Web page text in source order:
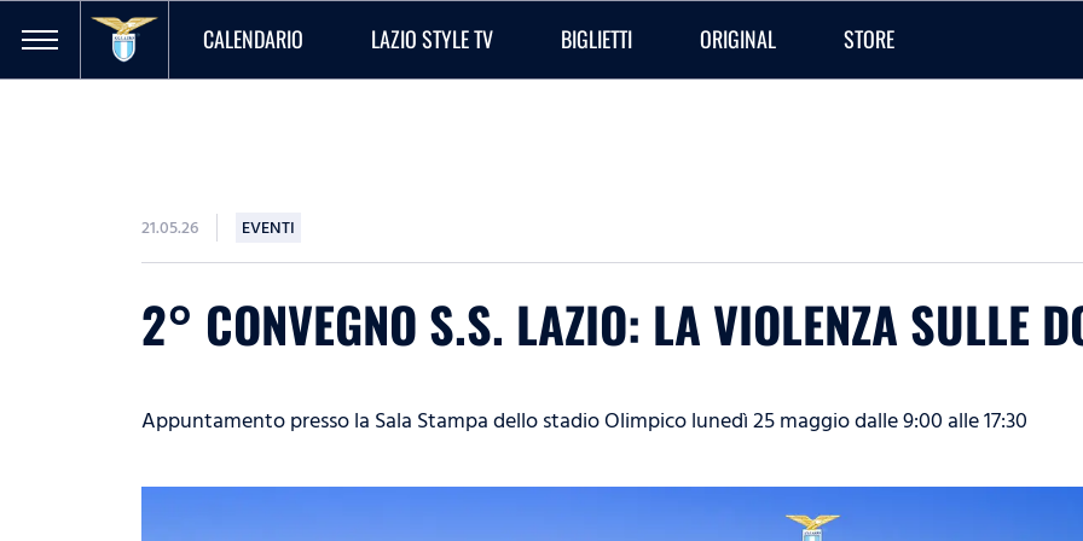
CALENDARIO LAZIO STYLE TV BIGLIETTI ORIGINAL STORE
21.05.26 EVENTI
2° CONVEGNO S.S. LAZIO: LA VIOLENZA SULLE
Appuntamento presso la Sala Stampa dello stadio Olimpico lunedì 25 maggio dalle 9:00 alle 17:30